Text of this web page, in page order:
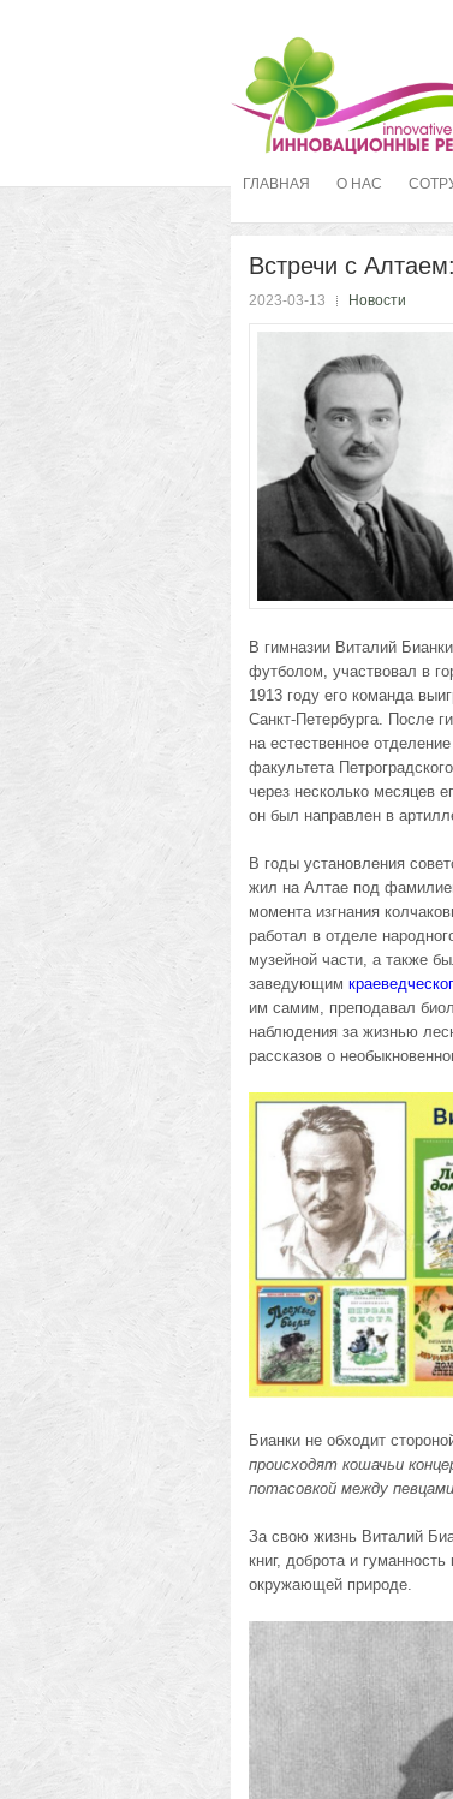
ГЛАВНАЯ О НАС
Встречи с
2023-03-13 Новости
В гимназии Виталий
футболом, участвовал в
1913 году его команда
Санкт-Петербурга. После
на естественное
факультета
через несколько месяцев
он был направлен в
В годы установления
жил на Алтае под
момента изгнания
работал в отделе
музейной части, а также
заведующим
им самим, преподавал
наблюдения за жизнью
рассказов о
Бианки не обходит
происходят кошачьи
потасовкой между
За свою жизнь Виталий
книг, доброта и
окружающей природе.